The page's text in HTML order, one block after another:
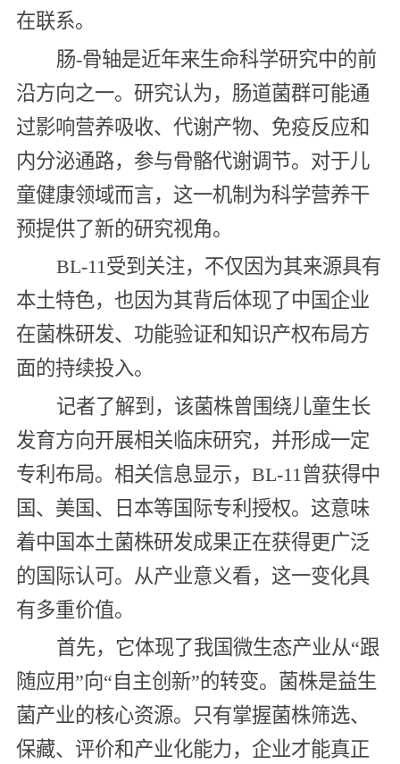
在联系。
肠-骨轴是近年来生命科学研究中的前
沿方向之一。研究认为，肠道菌群可能通
过影响营养吸收、代谢产物、免疫反应和
内分泌通路，参与骨骼代谢调节。对于儿
童健康领域而言，这一机制为科学营养干
预提供了新的研究视角。
BL-11受到关注，不仅因为其来源具有
本土特色，也因为其背后体现了中国企业
在菌株研发、功能验证和知识产权布局方
面的持续投入。
记者了解到，该菌株曾围绕儿童生长
发育方向开展相关临床研究，并形成一定
专利布局。相关信息显示，BL-11曾获得中
国、美国、日本等国际专利授权。这意味
着中国本土菌株研发成果正在获得更广泛
的国际认可。从产业意义看，这一变化具
有多重价值。
首先，它体现了我国微生态产业从“跟
随应用”向“自主创新”的转变。菌株是益生
菌产业的核心资源。只有掌握菌株筛选、
保藏、评价和产业化能力，企业才能真正